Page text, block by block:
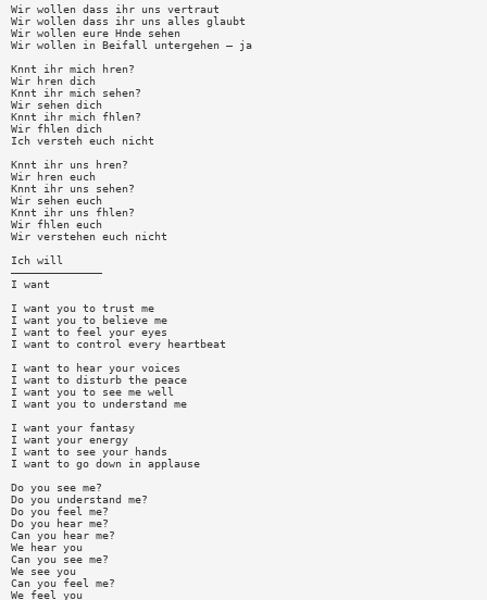
Wir wollen dass ihr uns vertraut
Wir wollen dass ihr uns alles glaubt
Wir wollen eure Hnde sehen
Wir wollen in Beifall untergehen — ja
Knnt ihr mich hren?
Wir hren dich
Knnt ihr mich sehen?
Wir sehen dich
Knnt ihr mich fhlen?
Wir fhlen dich
Ich versteh euch nicht
Knnt ihr uns hren?
Wir hren euch
Knnt ihr uns sehen?
Wir sehen euch
Knnt ihr uns fhlen?
Wir fhlen euch
Wir verstehen euch nicht
Ich will
——————————————
I want
I want you to trust me
I want you to believe me
I want to feel your eyes
I want to control every heartbeat
I want to hear your voices
I want to disturb the peace
I want you to see me well
I want you to understand me
I want your fantasy
I want your energy
I want to see your hands
I want to go down in applause
Do you see me?
Do you understand me?
Do you feel me?
Do you hear me?
Can you hear me?
We hear you
Can you see me?
We see you
Can you feel me?
We feel you